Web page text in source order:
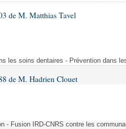
de M. Matthias Tavel
les soins dentaires - Prévention dans
de M. Hadrien Clouet
- Fusion IRD-CNRS contre les